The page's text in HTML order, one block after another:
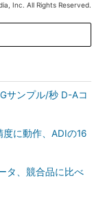
Inc. All Rights Reserved.
サンプル/秒 D-Aコ
に動作、ADIの16
タ、競合品に比べ